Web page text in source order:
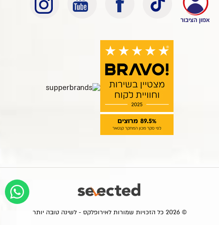
© 2026 כל הזכויות שמורות לאירופלקס - לשינה טובה יותר